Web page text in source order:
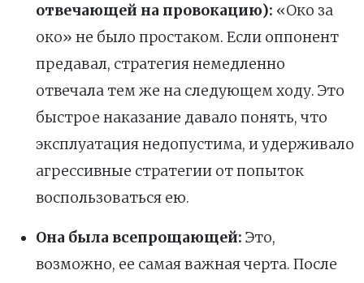
отвечающей на провокацию): «Око за
око» не было простаком. Если оппонент
предавал, стратегия немедленно
отвечала тем же на следующем ходу. Это
быстрое наказание давало понять, что
эксплуатация недопустима, и удерживало
агрессивные стратегии от попыток
воспользоваться ею.
Она была всепрощающей: Это,
возможно, ее самая важная черта. После